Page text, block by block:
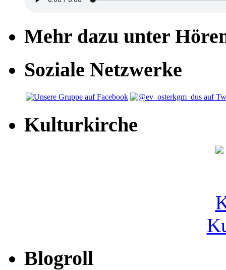
Mehr dazu unter
Soziale Netzwerke
Kulturkirche
Blogroll